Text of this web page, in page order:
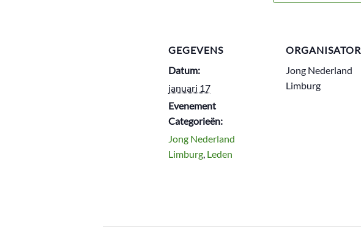
GEGEVENS
Datum:
januari 17
Evenement
Categorieën:
Jong Nederland
Limburg, Leden
ORGANISATOR
Jong Nederland
Limburg